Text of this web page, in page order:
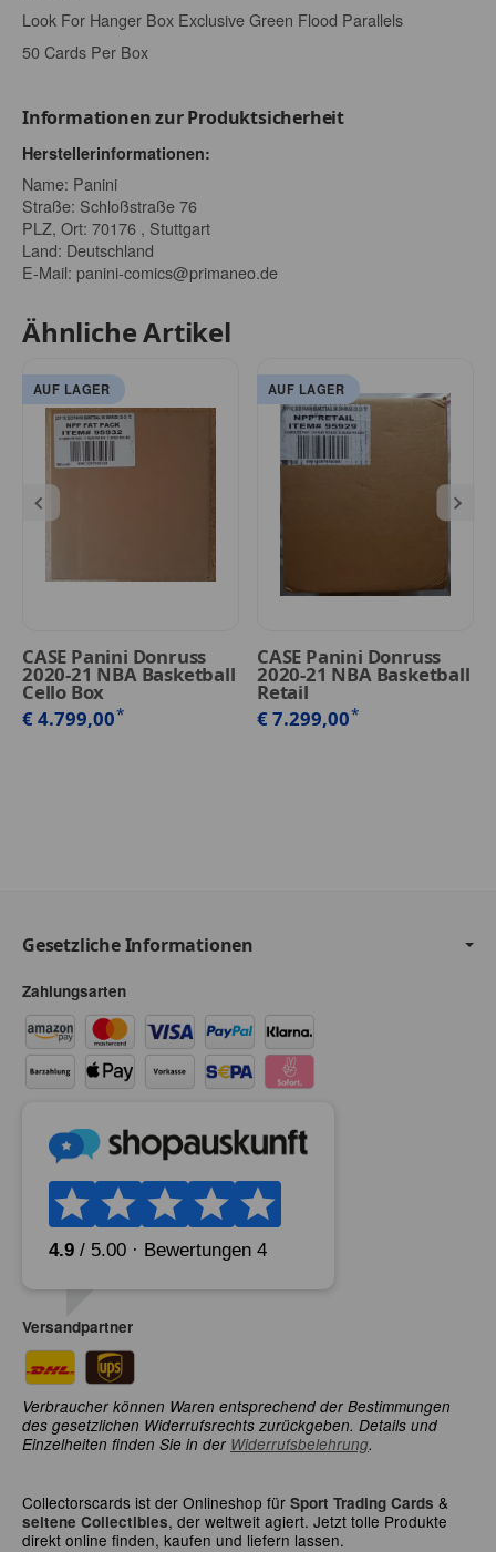
Look For Hanger Box Exclusive Green Flood Parallels
50 Cards Per Box
Informationen zur Produktsicherheit
Herstellerinformationen:
Name: Panini
Straße: Schloßstraße 76
PLZ, Ort: 70176 , Stuttgart
Land: Deutschland
E-Mail: panini-comics@primaneo.de
Ähnliche Artikel
AUF LAGER
CASE Panini Donruss
2020-21 NBA Basketball
Cello Box
€ 4.799,00*
AUF LAGER
CASE Panini Donruss
2020-21 NBA Basketball
Retail
€ 7.299,00*
Gesetzliche Informationen
Zahlungsarten
Versandpartner
Verbraucher können Waren entsprechend der Bestimmungen
des gesetzlichen Widerrufsrechts zurückgeben. Details und
Einzelheiten finden Sie in der Widerrufsbelehrung.
Collectorscards ist der Onlineshop für Sport Trading Cards &
seltene Collectibles, der weltweit agiert. Jetzt tolle Produkte
direkt online finden, kaufen und liefern lassen.